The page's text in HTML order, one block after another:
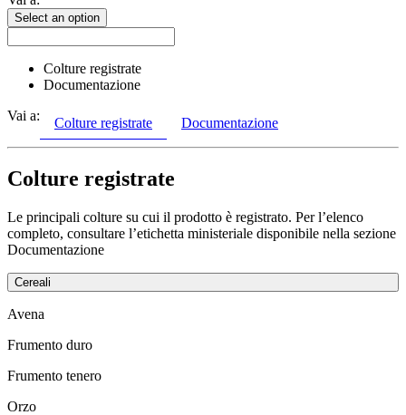
Select an option
Colture registrate
Documentazione
Vai a:
Colture registrate Documentazione
Colture registrate
Le principali colture su cui il prodotto è registrato. Per l’elenco
completo, consultare l’etichetta ministeriale disponibile nella sezione
Documentazione
Cereali
Avena
Frumento duro
Frumento tenero
Orzo